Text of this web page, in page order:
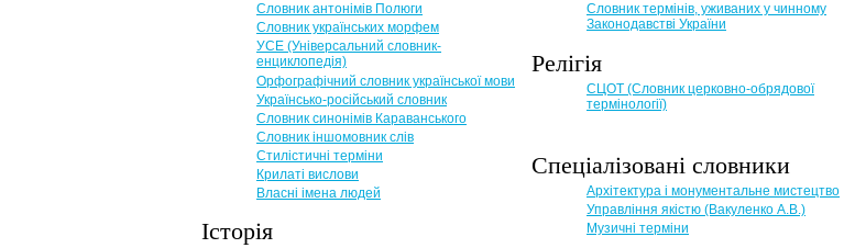
Словник антонімів Полюги
Словник українських морфем
УСЕ (Універсальний словник-
енциклопедія)
Орфографічний словник української мови
Українсько-російський словник
Словник синонімів Караванського
Словник іншомовник слів
Стилістичні терміни
Крилаті вислови
Власні імена людей
Історія
Словник термінів, уживаних у чинному
Законодавстві України
Релігія
СЦОТ (Словник церковно-обрядової
термінології)
Спеціалізовані словники
Архітектура і монументальне мистецтво
Управління якістю (Вакуленко А.В.)
Музичні терміни